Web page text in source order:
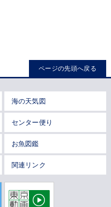
ページの先頭へ戻る
海の天気図
センター便り
お魚図鑑
関連リンク